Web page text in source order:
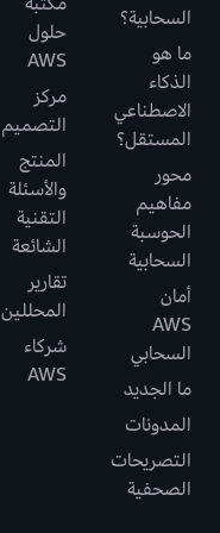
السحابية؟
ما هو
الذكاء
الاصطناعي
المستقل؟
محور
مفاهيم
الحوسبة
السحابية
أمان
AWS
السحابي
ما الجديد
المدونات
التصريحات
الصحفية
حلول
AWS
مركز
التصميم
المنتج
والأسئلة
التقنية
الشائعة
تقارير
المحللين
شركاء
AWS